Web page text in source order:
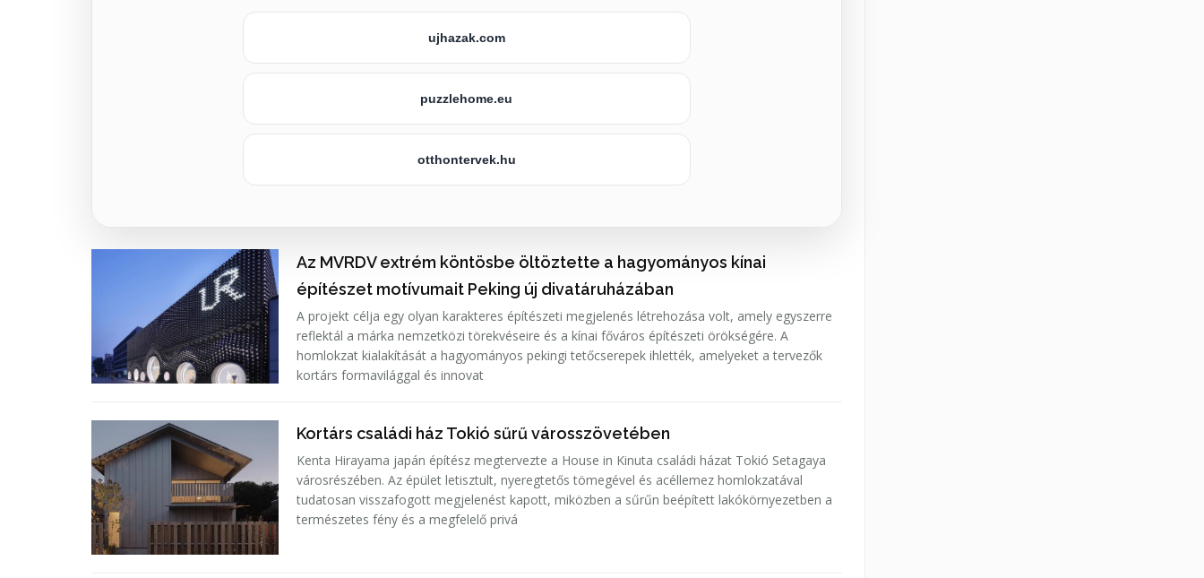
ujhazak.com
puzzlehome.eu
otthontervek.hu
Az MVRDV extrém köntösbe öltöztette a hagyományos kínai
építészet motívumait Peking új divatáruházában
A projekt célja egy olyan karakteres építészeti megjelenés létrehozása volt, amely egyszerre
reflektál a márka nemzetközi törekvéseire és a kínai főváros építészeti örökségére. A
homlokzat kialakítását a hagyományos pekingi tetőcserepek ihlették, amelyeket a tervezők
kortárs formavilággal és innovat
Kortárs családi ház Tokió sűrű városszövetében
Kenta Hirayama japán építész megtervezte a House in Kinuta családi házat Tokió Setagaya
városrészében. Az épület letisztult, nyeregtetős tömegével és acéllemez homlokzatával
tudatosan visszafogott megjelenést kapott, miközben a sűrűn beépített lakókörnyezetben a
természetes fény és a megfelelő privá